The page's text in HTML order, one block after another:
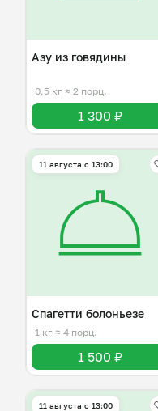
Азу из говядины
0,5 кг ≈ 2 порц.
1 300 ₽
11 августа с 13:00
Спагетти болоньезе
1 кг ≈ 4 порц.
1 500 ₽
11 августа с 13:00